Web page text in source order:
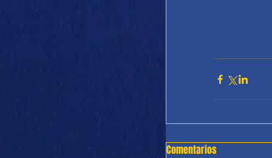
Comentarios